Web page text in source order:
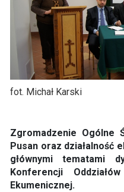
fot. Michał Karski
Zgromadzenie Ogólne
Pusan oraz działalność
głównymi tematami
Konferencji
Ekumenicznej.